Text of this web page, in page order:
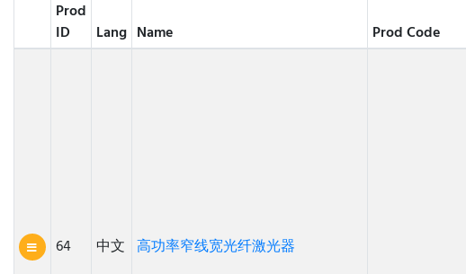
Prod
ID
Lang Name Prod Code
64 中文 高功率窄线宽光纤激光器